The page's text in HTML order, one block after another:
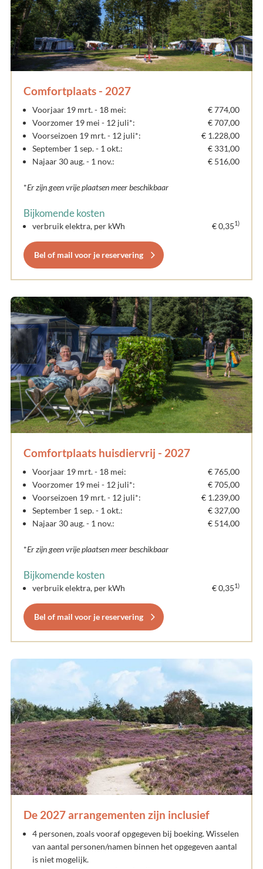
Comfortplaats - 2027
Voorjaar 19 mrt. - 18 mei:
€ 774,00
Voorzomer 19 mei - 12 juli*:
€ 707,00
Voorseizoen 19 mrt. - 12 juli*:
€ 1.228,00
September 1 sep. - 1 okt.:
€ 331,00
Najaar 30 aug. - 1 nov.:
€ 516,00
*Er zijn geen vrije plaatsen meer beschikbaar
Bijkomende kosten
verbruik elektra, per kWh € 0,351)
Bel of mail voor je reservering
Comfortplaats huisdiervrij - 2027
Voorjaar 19 mrt. - 18 mei:
€ 765,00
Voorzomer 19 mei - 12 juli*:
€ 705,00
Voorseizoen 19 mrt. - 12 juli*:
€ 1.239,00
September 1 sep. - 1 okt.:
€ 327,00
Najaar 30 aug. - 1 nov.:
€ 514,00
*Er zijn geen vrije plaatsen meer beschikbaar
Bijkomende kosten
verbruik elektra, per kWh € 0,351)
Bel of mail voor je reservering
De 2027 arrangementen zijn inclusief
4 personen, zoals vooraf opgegeven bij boeking. Wisselen
van aantal personen/namen binnen het opgegeven aantal
is niet mogelijk.